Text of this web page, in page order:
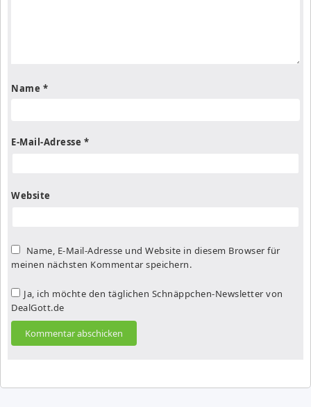
Name *
E-Mail-Adresse *
Website
Name, E-Mail-Adresse und Website in diesem Browser für
meinen nächsten Kommentar speichern.
Ja, ich möchte den täglichen Schnäppchen-Newsletter von
DealGott.de